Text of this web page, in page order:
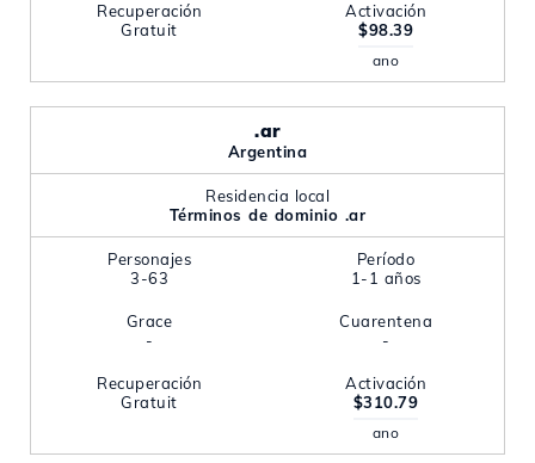
Recuperación
Gratuit
Activación
$98.39
ano
.ar
Argentina
Residencia local
Términos de dominio .ar
Personajes
3-63
Período
1-1 años
Grace
-
Cuarentena
-
Recuperación
Gratuit
Activación
$310.79
ano